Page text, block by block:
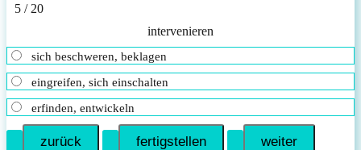
5 / 20
intervenieren
sich beschweren, beklagen
eingreifen, sich einschalten
erfinden, entwickeln